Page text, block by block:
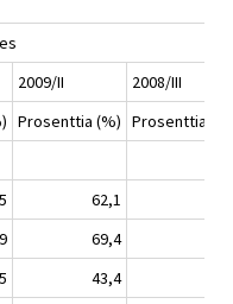
2009/II
2008/III
Prosenttia (%) Prosenttia
62,1
69,4
43,4